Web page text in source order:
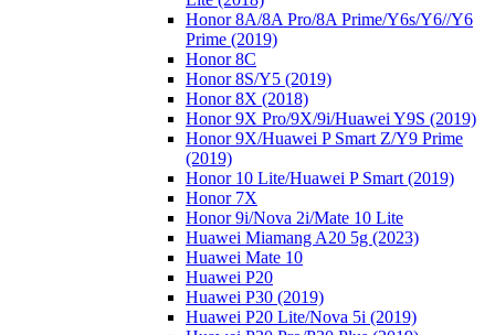
Honor 8A/8A Pro/8A Prime/Y6s/Y6//Y6
Prime (2019)
Honor 8C
Honor 8S/Y5 (2019)
Honor 8X (2018)
Honor 9X Pro/9X/9i/Huawei Y9S (2019)
Honor 9X/Huawei P Smart Z/Y9 Prime
(2019)
Honor 10 Lite/Huawei P Smart (2019)
Honor 7X
Honor 9i/Nova 2i/Mate 10 Lite
Huawei Miamang A20 5g (2023)
Huawei Mate 10
Huawei P20
Huawei P30 (2019)
Huawei P20 Lite/Nova 5i (2019)